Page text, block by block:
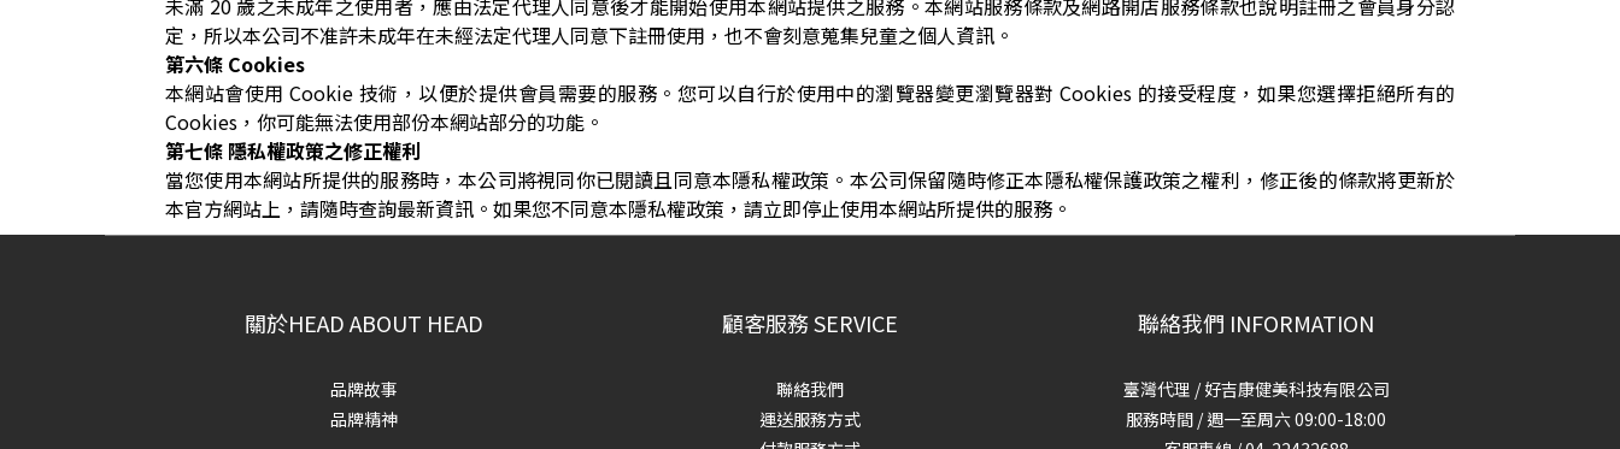
未滿 20 歲之未成年之使用者，應由法定代理人同意後才能開始使用本網站提供之服務。本網站服務條款及網路開店服務條款也說明註冊之會員身分認
定，所以本公司不准許未成年在未經法定代理人同意下註冊使用，也不會刻意蒐集兒童之個人資訊。
第六條 Cookies
本網站會使用 Cookie 技術，以便於提供會員需要的服務。您可以自行於使用中的瀏覽器變更瀏覽器對 Cookies 的接受程度，如果您選擇拒絕所有的
Cookies，你可能無法使用部份本網站部分的功能。
第七條 隱私權政策之修正權利
當您使用本網站所提供的服務時，本公司將視同你已閱讀且同意本隱私權政策。本公司保留隨時修正本隱私權保護政策之權利，修正後的條款將更新於
本官方網站上，請隨時查詢最新資訊。如果您不同意本隱私權政策，請立即停止使用本網站所提供的服務。
關於HEAD ABOUT HEAD
品牌故事
品牌精神
顧客服務 SERVICE
聯絡我們
運送服務方式
聯絡我們 INFORMATION
臺灣代理 / 好吉康健美科技有限公司
服務時間 / 週一至周六 09:00-18:00